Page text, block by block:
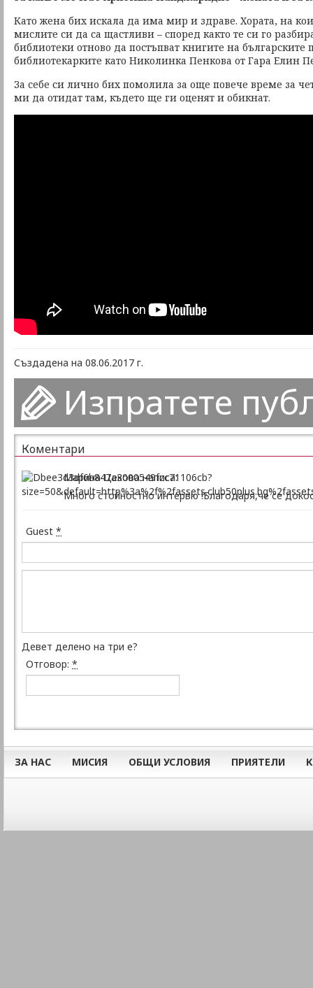
Като жена бих искала да има мир и здраве. Хората, на
мислите си да са щастливи – според както те си го
библиотеки отново да постъпват книгите на българските
библиотекарките като Николинка Пенкова от Гара Елин
За себе си лично бих помолила за още повече време за
ми да отидат там, където ще ги оценят и обикнат.
Създадена на 08.06.2017 г.
Изпратете
Коментари
Марина Цекова написа:
Много стойностно интервю !Благодаря,че се
Guest *
Девет делено на три е?
Отговор: *
ЗА НАС МИСИЯ ОБЩИ УСЛОВИЯ ПРИЯТЕЛИ